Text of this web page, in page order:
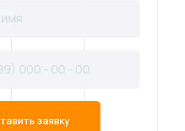
заявку